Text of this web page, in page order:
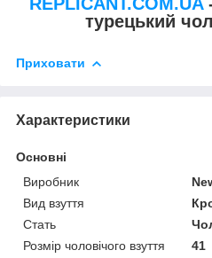
турецький
Приховати
Характеристики
Основні
Виробник
Вид взуття
Стать
Розмір чоловічого взуття
41